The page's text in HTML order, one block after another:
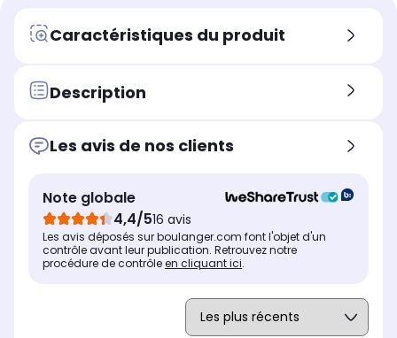
Caractéristiques du produit
Description
Les avis de nos clients
Note globale
4,4/516 avis
Les avis déposés sur boulanger.com font l'objet d'un
contrôle avant leur publication. Retrouvez notre
procédure de contrôleen cliquant ici.